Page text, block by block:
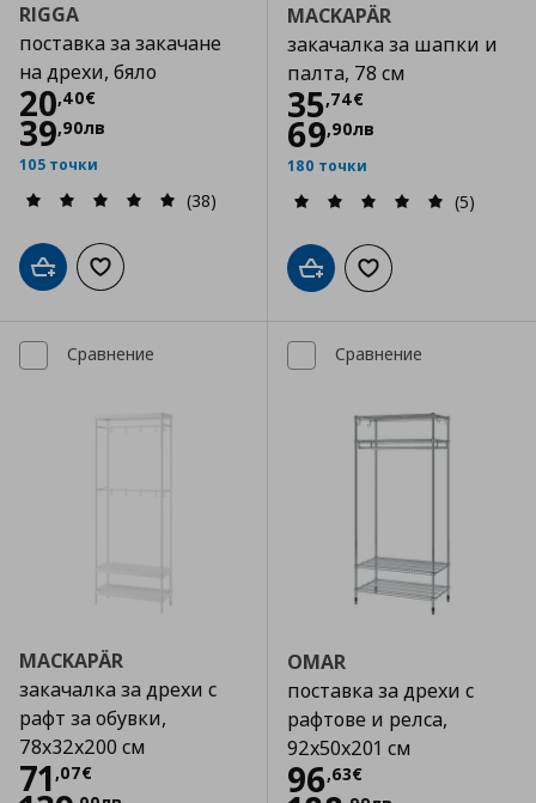
RIGGA
поставка за закачане
на дрехи, бяло
20,40€
Цена
39,90лв
105 точки
(38)
Добави в кошницата
Добави към списъка с любими
MACKAPÄR
закачалка за шапки и
палта, 78 см
35,74€
Цена
69,90лв
180 точки
(5)
Добави в кошницата
Добави към
Сравнение
MACKAPÄR
закачалка за дрехи с
рафт за обувки,
78x32x200 см
71 ,07€
Цена
Сравнение
OMAR
поставка за дрехи с
рафтове и релса,
92x50x201 см
96,63€
Цена